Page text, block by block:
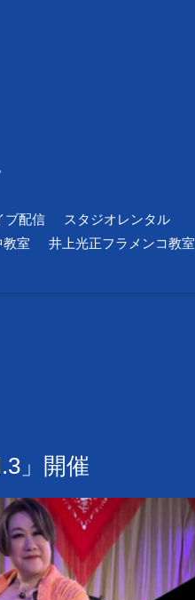
ブ配信
スタジオレンタル
教室
井上光正フラメンコ教室
」開催